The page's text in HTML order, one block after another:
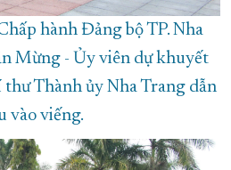
hành Đảng bộ TP. Nha
Mừng - Ủy viên dự khuyết
Thành ủy Nha Trang dẫn
vào viếng.